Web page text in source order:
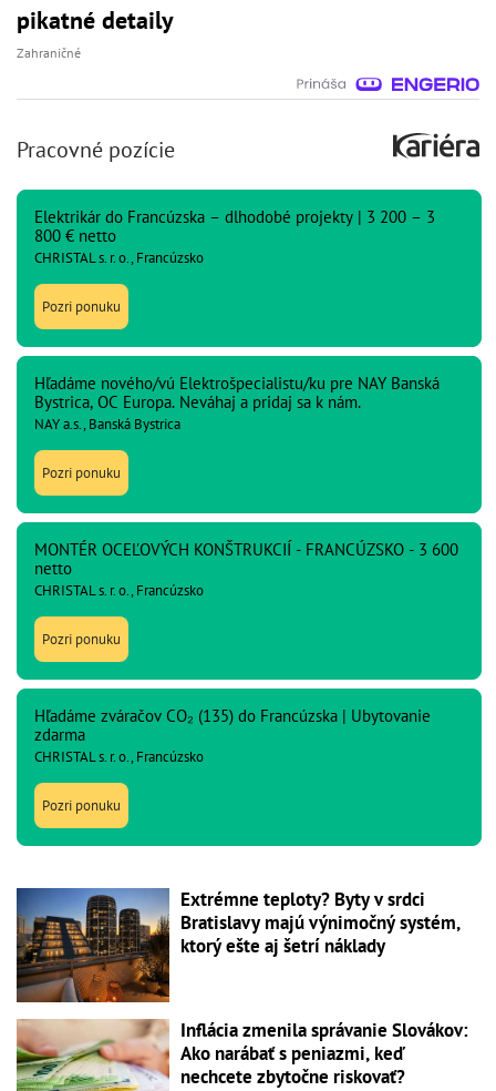
pikatné detaily
Zahraničné
Pracovné pozície
Elektrikár do Francúzska – dlhodobé projekty | 3 200 – 3
800 € netto
CHRISTAL s. r. o., Francúzsko
Pozri ponuku
Hľadáme nového/vú Elektrošpecialistu/ku pre NAY Banská
Bystrica, OC Europa. Neváhaj a pridaj sa k nám.
NAY a.s., Banská Bystrica
Pozri ponuku
MONTÉR OCEĽOVÝCH KONŠTRUKCIÍ - FRANCÚZSKO - 3 600
netto
CHRISTAL s. r. o., Francúzsko
Pozri ponuku
Hľadáme zváračov CO₂ (135) do Francúzska | Ubytovanie
zdarma
CHRISTAL s. r. o., Francúzsko
Pozri ponuku
Extrémne teploty? Byty v srdci
Bratislavy majú výnimočný systém,
ktorý ešte aj šetrí náklady
Inflácia zmenila správanie Slovákov:
Ako narábať s peniazmi, keď
nechcete zbytočne riskovať?